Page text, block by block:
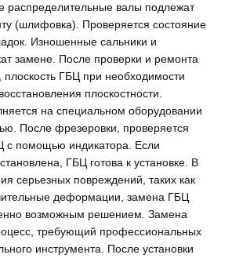
распределительные валы подлежат
(шлифовка). Проверяется состояние
Изношенные сальники и
замене. После проверки и ремонта
плоскость ГБЦ при необходимости
плоскостности.
на специальном оборудовании
После фрезеровки, проверяется
с помощью индикатора. Если
ГБЦ готова к установке. В
серьезных повреждений, таких как
деформации, замена ГБЦ
возможным решением. Замена
требующий профессиональных
инструмента. После установки